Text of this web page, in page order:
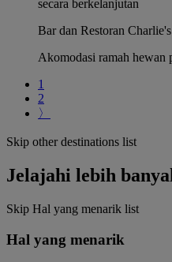
secara berkelanjutan
Bar dan Restoran
Akomodasi ramah hewan
1
2
〉
Skip other destinations list
Jelajahi lebih
Skip Hal yang menarik list
Hal yang menarik